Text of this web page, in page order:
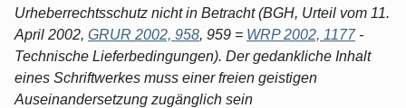
Urheberrechtsschutz nicht in Betracht (BGH, Urteil vom 11.
April 2002, GRUR 2002, 958, 959 = WRP 2002, 1177-
Technische Lieferbedingungen). Der gedankliche Inhalt
eines Schriftwerkes muss einer freien geistigen
Auseinandersetzung zugänglich sein